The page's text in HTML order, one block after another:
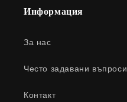
Информация
За нас
Често задавани въпроси
Контакт